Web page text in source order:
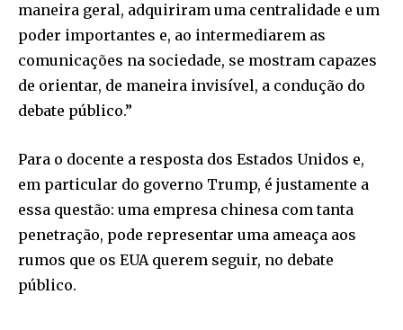
maneira geral, adquiriram uma centralidade e um
poder importantes e, ao intermediarem as
comunicações na sociedade, se mostram capazes
de orientar, de maneira invisível, a condução do
debate público.”
Para o docente a resposta dos Estados Unidos e,
em particular do governo Trump, é justamente a
essa questão: uma empresa chinesa com tanta
penetração, pode representar uma ameaça aos
rumos que os EUA querem seguir, no debate
público.